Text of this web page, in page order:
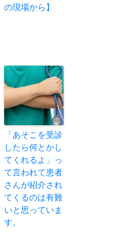
の現場から】
「あそこを受診
したら何とかし
てくれるよ」っ
て言われて患者
さんが紹介され
てくるのは有難
いと思っていま
す。